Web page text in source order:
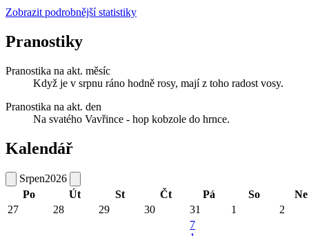
Zobrazit podrobnější statistiky
Pranostiky
Pranostika na akt. měsíc
Když je v srpnu ráno hodně rosy, mají z toho radost vosy.
Pranostika na akt. den
Na svatého Vavřince - hop kobzole do hrnce.
Kalendář
Srpen2026
Po
Út St Čt Pá So
Ne
27
28 29 30 31 1
2
7